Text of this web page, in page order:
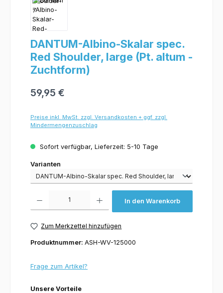
DANTUM-Albino-Skalar spec.
Red Shoulder, large (Pt. altum -
Zuchtform)
59,95 €
Preise inkl. MwSt. zzgl. Versandkosten + ggf. zzgl.
Mindermengenzuschlag
Sofort verfügbar, Lieferzeit: 5-10 Tage
Varianten
Varianten
In den Warenkorb
Zum Merkzettel hinzufügen
Produktnummer: ASH-WV-125000
Frage zum Artikel?
Unsere Vorteile